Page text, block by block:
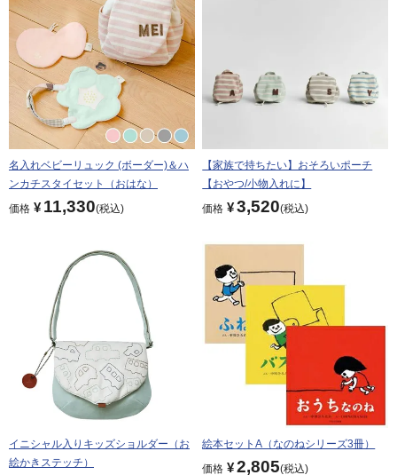
名入れベビーリュック (ボーダー)＆ハ
ンカチスタイセット（おはな）
価格 ¥ 11,330 税込
【家族で持ちたい】おそろいポーチ
【おやつ/小物入れに】
価格 ¥3,520 税込
イニシャル入りキッズショルダー（お
絵かきステッチ）
絵本セットA（なのねシリーズ3冊）
価格 ¥2,805 税込